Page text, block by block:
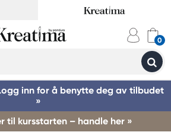
inn for å benytte deg av tilbudet
»
til kursstarten – handle her »